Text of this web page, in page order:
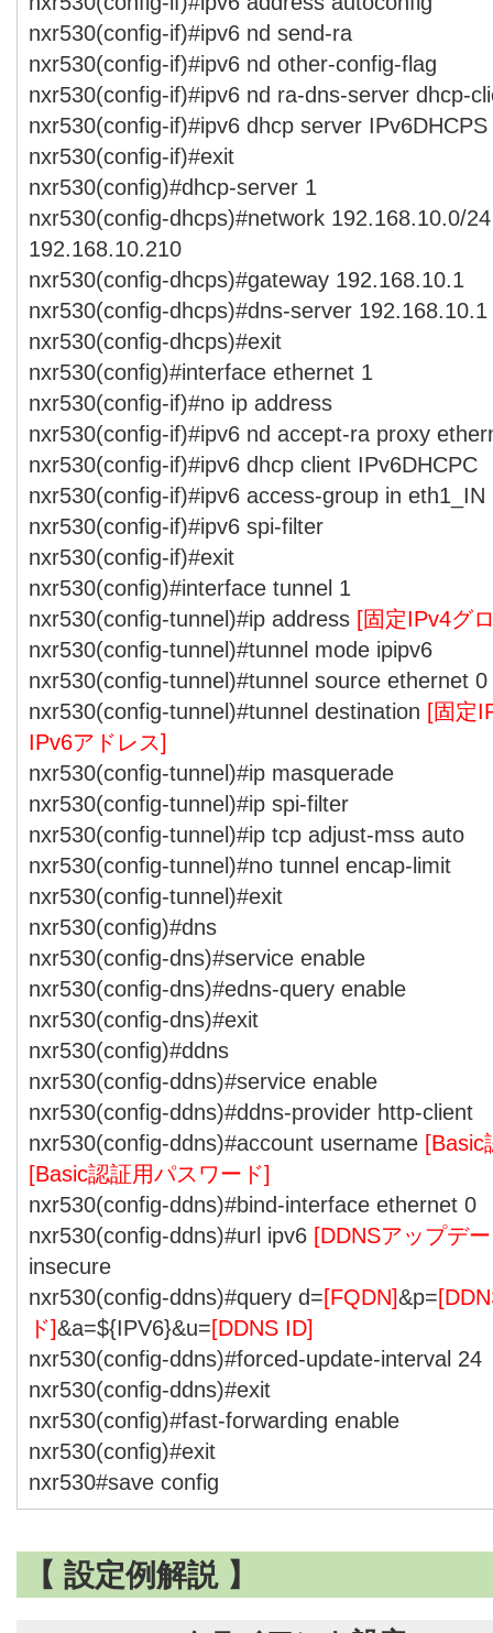
nxr530(config-if)#ipv6 nd send-ra
nxr530(config-if)#ipv6 nd other-config-flag
nxr530(config-if)#ipv6 nd ra-dns-server dhcp-
nxr530(config-if)#ipv6 dhcp server IPv6DHCPS
nxr530(config-if)#exit
nxr530(config)#dhcp-server 1
nxr530(config-dhcps)#network 192.168.10.0/
192.168.10.210
nxr530(config-dhcps)#gateway 192.168.10.1
nxr530(config-dhcps)#dns-server 192.168.10.1
nxr530(config-dhcps)#exit
nxr530(config)#interface ethernet 1
nxr530(config-if)#no ip address
nxr530(config-if)#ipv6 nd accept-ra proxy
nxr530(config-if)#ipv6 dhcp client IPv6DHCPC
nxr530(config-if)#ipv6 access-group in eth1_IN
nxr530(config-if)#ipv6 spi-filter
nxr530(config-if)#exit
nxr530(config)#interface tunnel 1
nxr530(config-tunnel)#ip address [固定IPv4グ
nxr530(config-tunnel)#tunnel mode ipipv6
nxr530(config-tunnel)#tunnel source ethernet 0
nxr530(config-tunnel)#tunnel destination [固定
IPv6アドレス]
nxr530(config-tunnel)#ip masquerade
nxr530(config-tunnel)#ip spi-filter
nxr530(config-tunnel)#ip tcp adjust-mss auto
nxr530(config-tunnel)#no tunnel encap-limit
nxr530(config-tunnel)#exit
nxr530(config)#dns
nxr530(config-dns)#service enable
nxr530(config-dns)#edns-query enable
nxr530(config-dns)#exit
nxr530(config)#ddns
nxr530(config-ddns)#service enable
nxr530(config-ddns)#ddns-provider http-client
nxr530(config-ddns)#account username [Basic
[Basic認証用パスワード]
nxr530(config-ddns)#bind-interface ethernet 0
nxr530(config-ddns)#url ipv6 [DDNSアップデ
insecure
nxr530(config-ddns)#query d=[FQDN]&p=
ド]&a=${IPV6}&u=[DDNS ID]
nxr530(config-ddns)#forced-update-interval 24
nxr530(config-ddns)#exit
nxr530(config)#fast-forwarding enable
nxr530(config)#exit
nxr530#save config
【 設定例解説 】